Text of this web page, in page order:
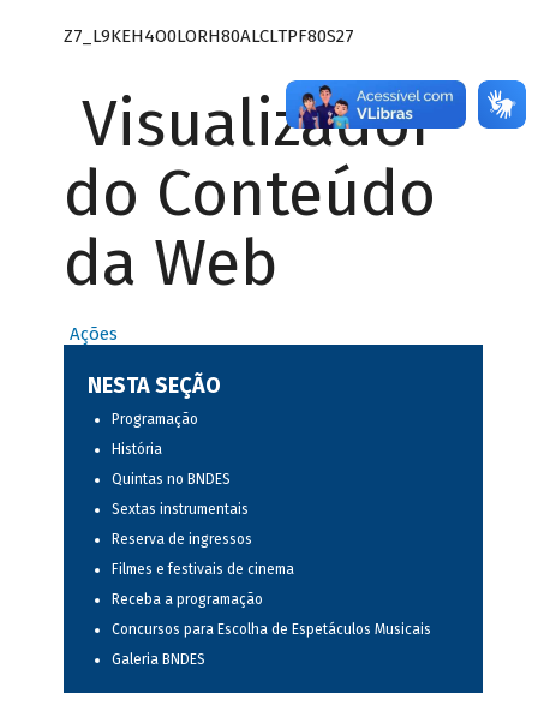
Z7_L9KEH4O0LORH80ALCLTPF80S27
Visualizador
do Conteúdo
da Web
Ações
NESTA SEÇÃO
Programação
História
Quintas no BNDES
Sextas instrumentais
Reserva de ingressos
Filmes e festivais de cinema
Receba a programação
Concursos para Escolha de Espetáculos Musicais
Galeria BNDES